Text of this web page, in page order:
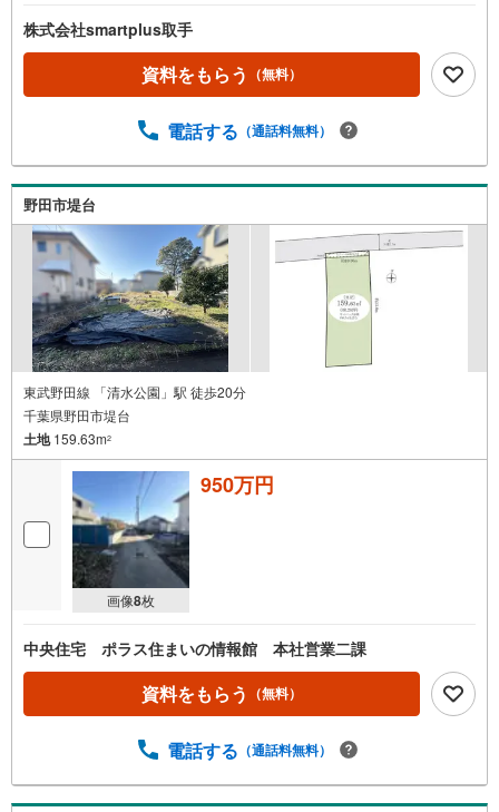
株式会社smartplus取手
資料をもらう （無料）
電話する （通話料無料）
野田市堤台
東武野田線 「清水公園」駅 徒歩20分
千葉県野田市堤台
土地159.63m2
画像8枚
950万円
中央住宅 ポラス住まいの情報館 本社営業二課
資料をもらう （無料）
電話する （通話料無料）